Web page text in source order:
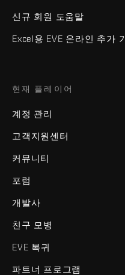
신규 회원 도움말
Excel용 EVE 온라인 추가
현재 플레이어
계정 관리
고객지원센터
커뮤니티
포럼
개발사
친구 모병
EVE 복귀
파트너 프로그램